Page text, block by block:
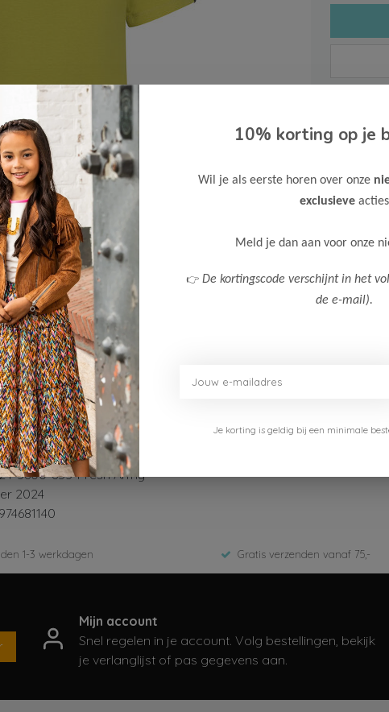
Gratis
Meer
Blue Jeans
3600-653-Fresh Army
2024
1-3 werkdagen Gratis verzenden vanaf 75,-
Mijn account
Snel regelen in je account. Volg bestellingen, bekijk
je verlanglijst of pas gegevens aan.
10% korting op je
Wil je als eerste horen over onze
exclusieve
Meld je dan aan voor onze
👉 De kortingscode verschijnt in het
de e-mail).
Je korting is geldig bij een minimale